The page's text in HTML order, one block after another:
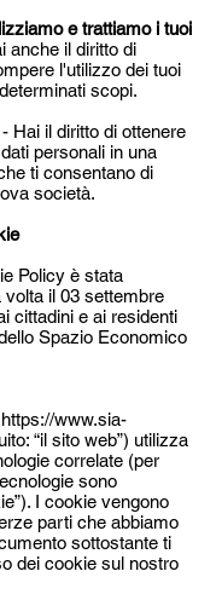
e trattiamo i tuoi
anche il diritto di
l'utilizzo dei tuoi
scopi.
- Hai il diritto di ottenere
personali in una
ti consentano di
società.
Policy è stata
volta il 03 settembre
cittadini e ai residenti
Spazio Economico
https://www.sia-
“il sito web”) utilizza
correlate (per
sono
I cookie vengono
parti che abbiamo
sottostante ti
dei cookie sul nostro